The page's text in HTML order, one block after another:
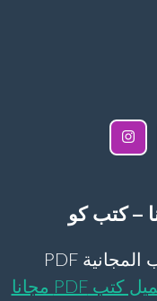
موقع كتب كو لـ تحميل الكتب المجانية PDF
تحميل كتب PDF مجانا